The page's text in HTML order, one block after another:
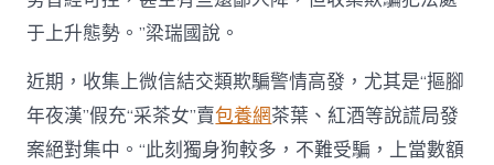
于上升態勢。”梁瑞國說。
近期，收集上微信結交類欺騙警情高發，尤其是“摳腳
年夜漢”假充“采茶女”賣包養網茶葉、紅酒等說謊局發
案絕對集中。“此刻獨身狗較多，不難受騙，上當數額